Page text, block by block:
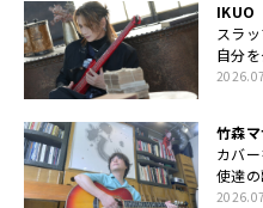
IKUO
スラ
自分
竹森
カバ
使達の